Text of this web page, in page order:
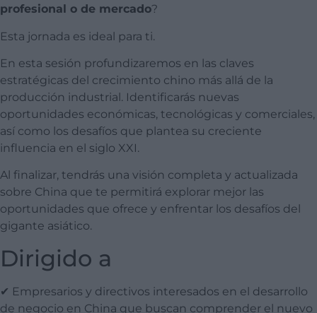
profesional o de mercado?
Esta jornada es ideal para ti.
En esta sesión profundizaremos en las claves
estratégicas del crecimiento chino más allá de la
producción industrial. Identificarás nuevas
oportunidades económicas, tecnológicas y comerciales,
así como los desafíos que plantea su creciente
influencia en el siglo XXI.
Al finalizar, tendrás una visión completa y actualizada
sobre China que te permitirá explorar mejor las
oportunidades que ofrece y enfrentar los desafíos del
gigante asiático.
Dirigido a
✔ Empresarios y directivos interesados en el desarrollo
de negocio en China que buscan comprender el nuevo